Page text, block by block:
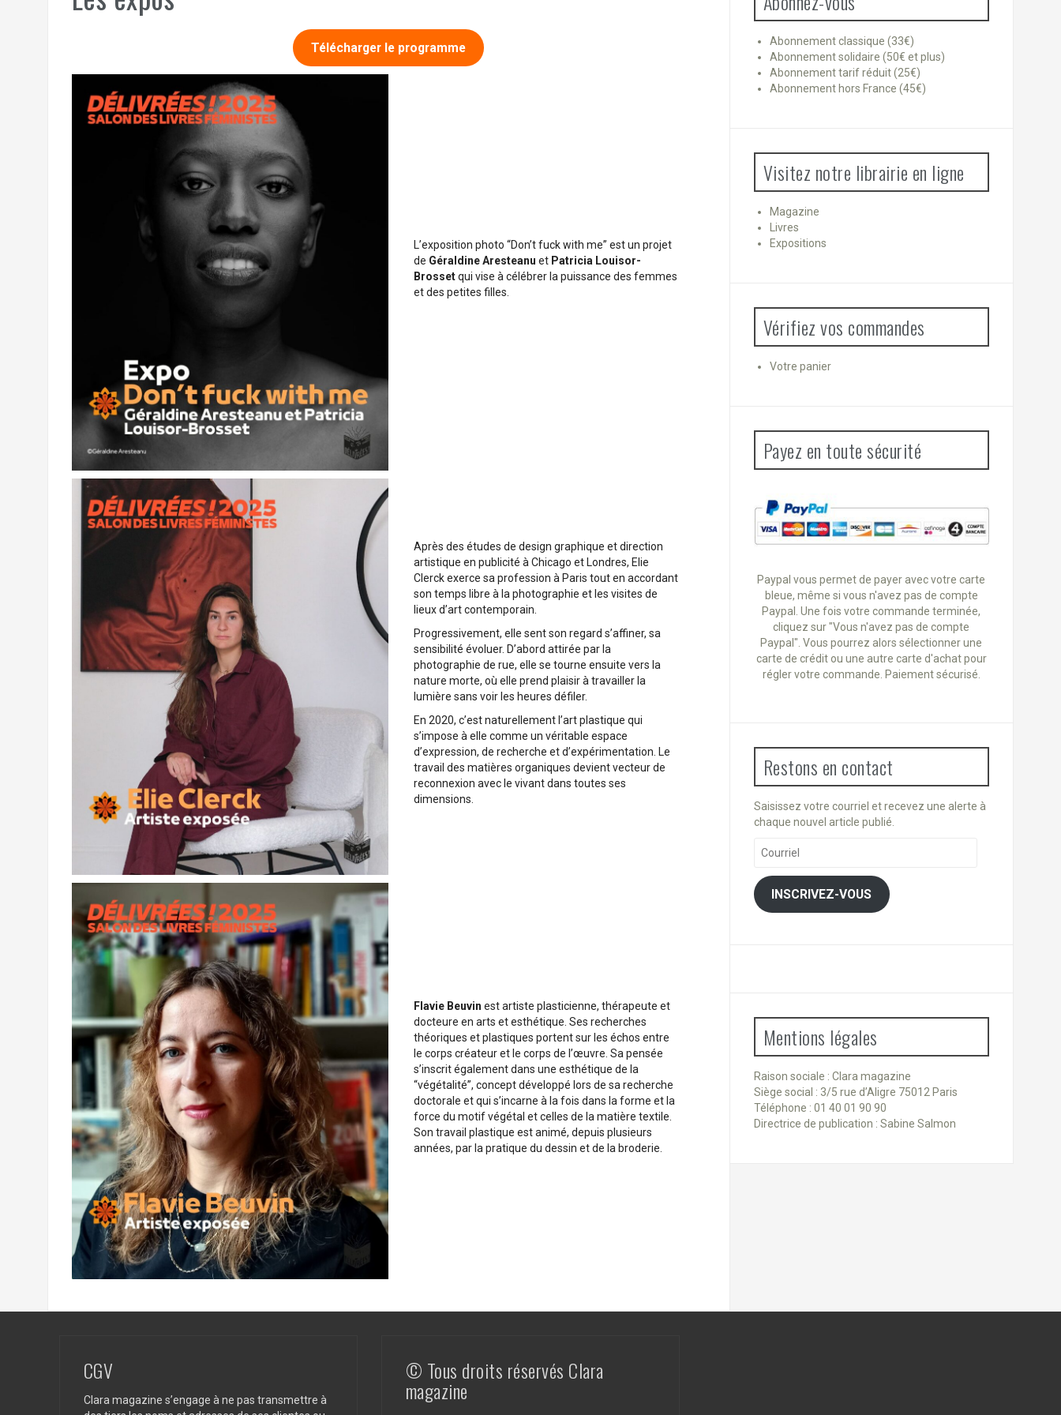
Télécharger le programme
L’exposition photo “Don’t fuck with me” est un projet
de Géraldine Aresteanu et Patricia Louisor-
Brossetqui vise à célébrer la puissance des femmes
et des petites filles.
Après des études de design graphique et direction
artistique en publicité à Chicago et Londres, Elie
Clerck exerce sa profession à Paris tout en accordant
son temps libre à la photographie et les visites de
lieux d’art contemporain.
Progressivement, elle sent son regard s’affiner, sa
sensibilité évoluer. D’abord attirée par la
photographie de rue, elle se tourne ensuite vers la
nature morte, où elle prend plaisir à travailler la
lumière sans voir les heures défiler.
En 2020, c’est naturellement l’art plastique qui
s’impose à elle comme un véritable espace
d’expression, de recherche et d’expérimentation. Le
travail des matières organiques devient vecteur de
reconnexion avec le vivant dans toutes ses
dimensions.
Flavie Beuvin est artiste plasticienne, thérapeute et
docteure en arts et esthétique. Ses recherches
théoriques et plastiques portent sur les échos entre
le corps créateur et le corps de l’œuvre. Sa pensée
s’inscrit également dans une esthétique de la
“végétalité”, concept développé lors de sa recherche
doctorale et qui s’incarne à la fois dans la forme et la
force du motif végétal et celles de la matière textile.
Son travail plastique est animé, depuis plusieurs
années, par la pratique du dessin et de la broderie.
Abonnement classique (33€)
Abonnement solidaire (50€ et plus)
Abonnement tarif réduit (25€)
Abonnement hors France (45€)
Visitez notre librairie en ligne
Magazine
Livres
Expositions
Vérifiez vos commandes
Votre panier
Payez en toute sécurité
Paypal vous permet de payer avec votre carte
bleue, même si vous n'avez pas de compte
Paypal. Une fois votre commande terminée,
cliquez sur "Vous n'avez pas de compte
Paypal". Vous pourrez alors sélectionner une
carte de crédit ou une autre carte d'achat pour
régler votre commande. Paiement sécurisé.
Restons en contact
Saisissez votre courriel et recevez une alerte à
chaque nouvel article publié.
Courriel
INSCRIVEZ-VOUS
Mentions légales
Raison sociale : Clara magazine
Siège social : 3/5 rue d’Aligre 75012 Paris
Téléphone : 01 40 01 90 90
Directrice de publication : Sabine Salmon
CGV
Clara magazine s’engage à ne pas transmettre à
© Tous droits réservés Clara
magazine